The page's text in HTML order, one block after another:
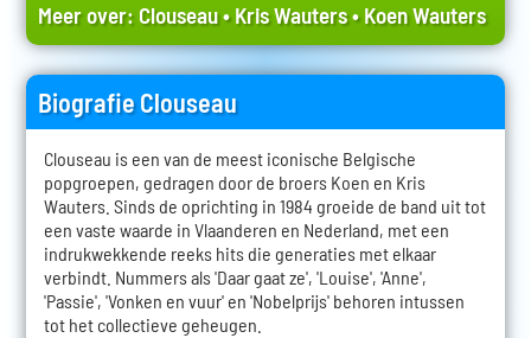
Meer over: Clouseau•Kris Wauters•Koen Wauters
Biografie Clouseau
Clouseau is een van de meest iconische Belgische
popgroepen, gedragen door de broers Koen en Kris
Wauters. Sinds de oprichting in 1984 groeide de band uit tot
een vaste waarde in Vlaanderen en Nederland, met een
indrukwekkende reeks hits die generaties met elkaar
verbindt. Nummers als 'Daar gaat ze', 'Louise', 'Anne',
'Passie', 'Vonken en vuur' en 'Nobelprijs' behoren intussen
tot het collectieve geheugen.